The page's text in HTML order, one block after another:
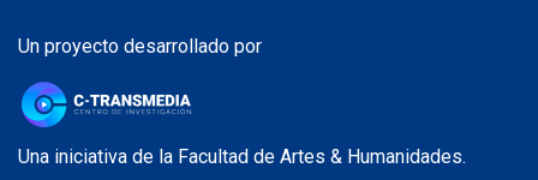
Un proyecto desarrollado por
Una iniciativa de la Facultad de Artes & Humanidades.